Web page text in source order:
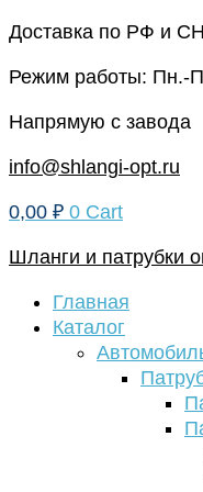
Перейти
содержимому
Доставка по РФ и
Режим работы: Пн.-
Напрямую с завода
info@shlangi-opt.ru
0,00 ₽ 0 Cart
Шланги и патрубки
Главная
Каталог